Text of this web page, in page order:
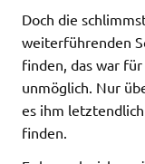
Doch die
weiterführenden
finden, das war
unmöglich. Nur
es ihm
finden.